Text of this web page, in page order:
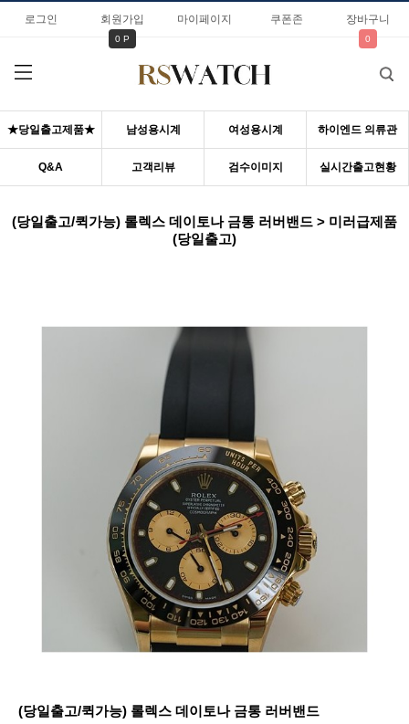
로그인 회원가입
0 P
마이페이지 쿠폰존 장바구니
0
★당일출고제품★ 남성용시계 여성용시계 하이엔드 의류관
Q&A 고객리뷰 검수이미지 실시간출고현황
(당일출고/퀵가능) 롤렉스 데이토나 금통 러버밴드 > 미러급제품
(당일출고)
(당일출고/퀵가능) 롤렉스 데이토나 금통 러버밴드